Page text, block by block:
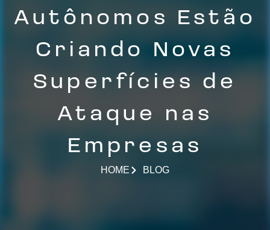
Autônomos Estão
Criando Novas
Superfícies de
Ataque nas
Empresas
HOME BLOG